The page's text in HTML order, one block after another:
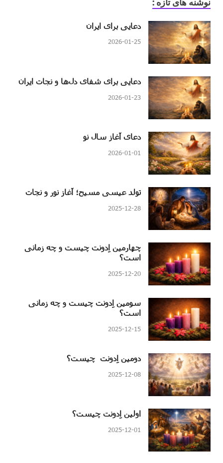
دعایی برای ایران
2026-01-25
دعایی برای شفای دل‌ها و نجات ایران
2026-01-23
دعای آغاز سال نو
2026-01-01
تولد عیسی مسیح؛ آغاز نور و نجات
2025-12-28
چهارمین اِدونت چیست و چه زمانی
است؟
2025-12-20
سومین اِدونت چیست و چه زمانی
است؟
2025-12-15
دومین اِدونت چیست؟
2025-12-08
اولین اِدونت چیست؟
2025-12-01